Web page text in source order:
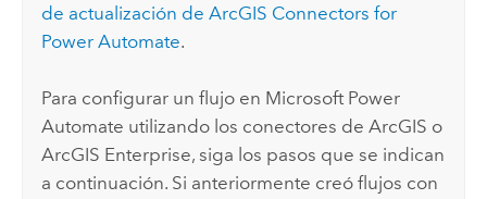
de actualización de ArcGIS Connectors for
Power Automate.
Para configurar un flujo en Microsoft Power
Automate utilizando los conectores de ArcGIS o
ArcGIS Enterprise, siga los pasos que se indican
a continuación. Si anteriormente creó flujos con